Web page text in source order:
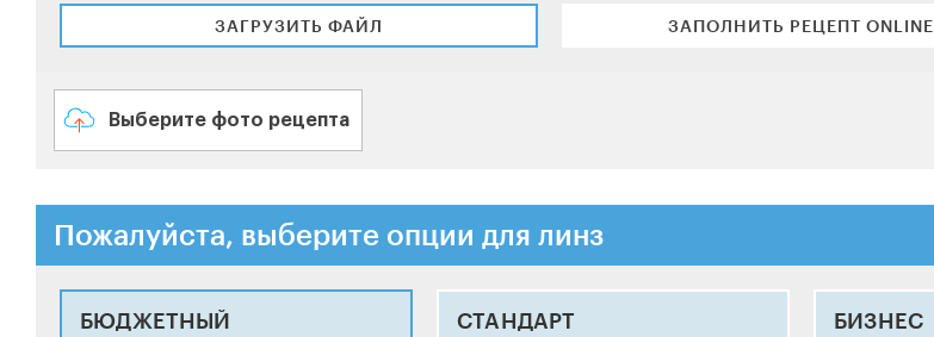
ЗАГРУЗИТЬ ФАЙЛ ЗАПОЛНИТЬ РЕЦЕПТ ONLINE
Выберите фото рецепта
Пожалуйста, выберите опции для линз
БЮДЖЕТНЫЙ СТАНДАРТ БИЗНЕС